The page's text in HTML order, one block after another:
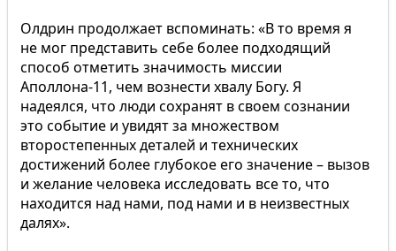
Олдрин продолжает вспоминать: «В то время я
не мог представить себе более подходящий
способ отметить значимость миссии
Аполлона-11, чем вознести хвалу Богу. Я
надеялся, что люди сохранят в своем сознании
это событие и увидят за множеством
второстепенных деталей и технических
достижений более глубокое его значение – вызов
и желание человека исследовать все то, что
находится над нами, под нами и в неизвестных
далях».